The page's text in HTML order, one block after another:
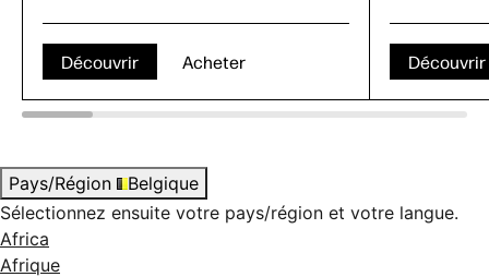
Découvrir Acheter Découvrir
Pays/Région
Belgique
Sélectionnez ensuite votre pays/région et votre langue.
Africa
Afrique